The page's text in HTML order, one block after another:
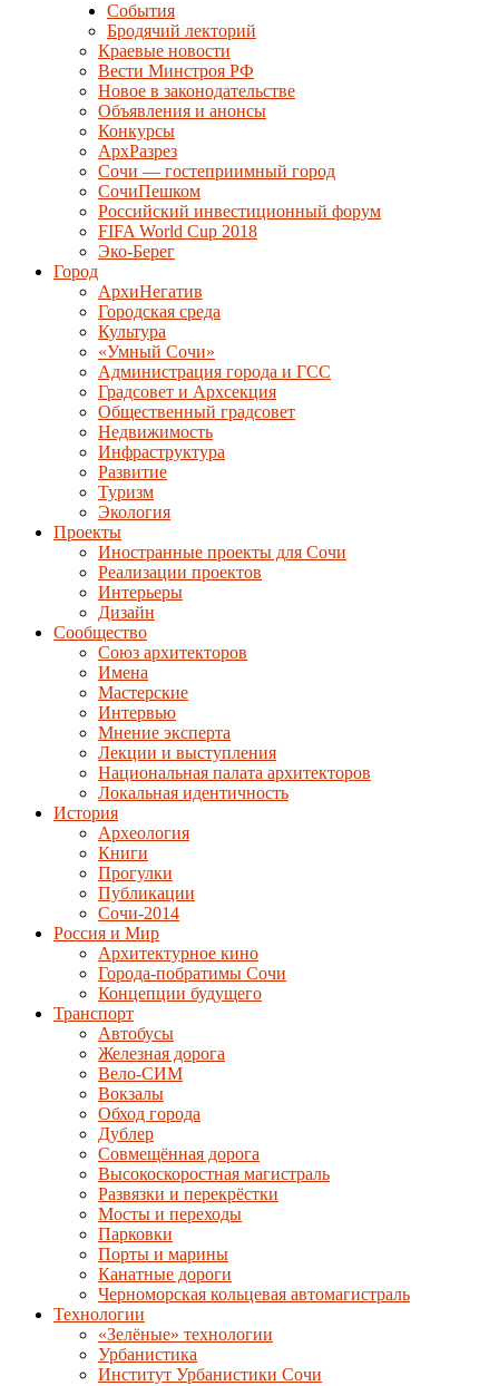
События
Бродячий лекторий
Краевые новости
Вести Минстроя РФ
Новое в законодательстве
Объявления и анонсы
Конкурсы
АрхРазрез
Сочи — гостеприимный город
СочиПешком
Российский инвестиционный форум
FIFA World Cup 2018
Эко-Берег
Город
АрхиНегатив
Городская среда
Культура
«Умный Сочи»
Администрация города и ГСС
Градсовет и Архсекция
Общественный градсовет
Недвижимость
Инфраструктура
Развитие
Туризм
Экология
Проекты
Иностранные проекты для Сочи
Реализации проектов
Интерьеры
Дизайн
Сообщество
Союз архитекторов
Имена
Мастерские
Интервью
Мнение эксперта
Лекции и выступления
Национальная палата архитекторов
Локальная идентичность
История
Археология
Книги
Прогулки
Публикации
Сочи-2014
Россия и Мир
Архитектурное кино
Города-побратимы Сочи
Концепции будущего
Транспорт
Автобусы
Железная дорога
Вело-СИМ
Вокзалы
Обход города
Дублер
Совмещённая дорога
Высокоскоростная магистраль
Развязки и перекрёстки
Мосты и переходы
Парковки
Порты и марины
Канатные дороги
Черноморская кольцевая автомагистраль
Технологии
«Зелёные» технологии
Урбанистика
Институт Урбанистики Сочи